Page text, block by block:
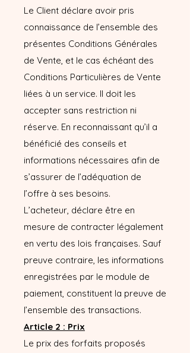
Le Client déclare avoir pris
connaissance de l’ensemble des
présentes Conditions Générales
de Vente, et le cas échéant des
Conditions Particulières de Vente
liées à un service. Il doit les
accepter sans restriction ni
réserve. En reconnaissant qu’il a
bénéficié des conseils et
informations nécessaires afin de
s’assurer de l’adéquation de
l’offre à ses besoins.
L’acheteur, déclare être en
mesure de contracter légalement
en vertu des lois françaises. Sauf
preuve contraire, les informations
enregistrées par le module de
paiement, constituent la preuve de
l’ensemble des transactions.
Article 2 : Prix
Le prix des forfaits proposés